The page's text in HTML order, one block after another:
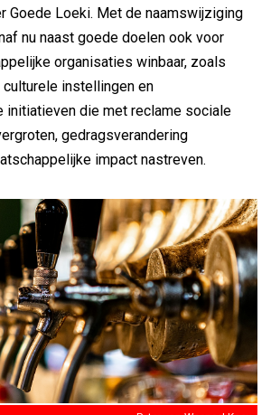
Goede Loeki. Met de naamswijziging
nu naast goede doelen ook voor
organisaties winbaar, zoals
instellingen en
initiatieven die met reclame sociale
gedragsverandering
impact nastreven.